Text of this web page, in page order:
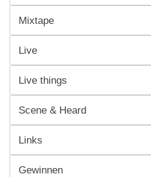
Mixtape
Live
Live things
Scene & Heard
Links
Gewinnen